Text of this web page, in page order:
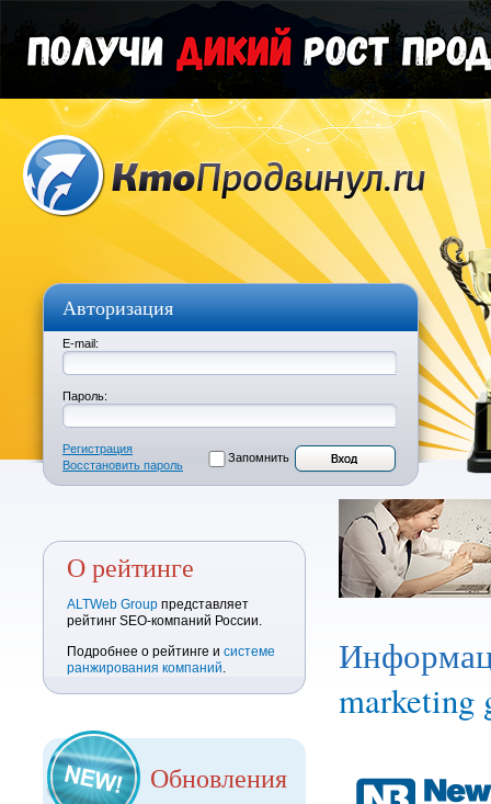
Авторизация
E-mail:
Пароль:
Регистрация
Восстановить пароль
Запомнить
О рейтинге
ALTWeb Group представляет
рейтинг SEO-компаний России.
Подробнее о рейтинге и системе
ранжирования компаний.
Обновления
marketing